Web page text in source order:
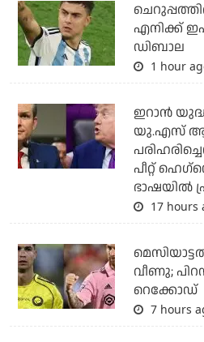
എനിക്ക്
ഡിബാല
1 hour
ഇറാന്‍
യു.എസ്
പീറ്റ്
ഭാഷയില്‍
17 hours
വീണു;
റെക്കോഡ്
7 hours